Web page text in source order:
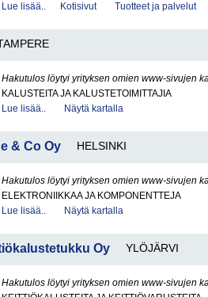
Lue lisää..
Kotisivut Tuotteet ja palvelut
Hakutulos löytyi yrityksen omien www-sivujen
KALUSTEITA JA KALUSTETOIMITTAJIA
Lue lisää..
Näytä kartalla
& Co Oy HELSINKI
Hakutulos löytyi yrityksen omien www-sivujen
ELEKTRONIIKKAA JA KOMPONENTTEJA
Lue lisää..
Näytä kartalla
Oy YLÖJÄRVI
Hakutulos löytyi yrityksen omien www-sivujen